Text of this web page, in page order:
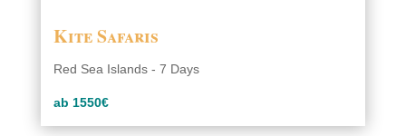
Kite Safaris
Red Sea Islands - 7 Days
ab 1550€